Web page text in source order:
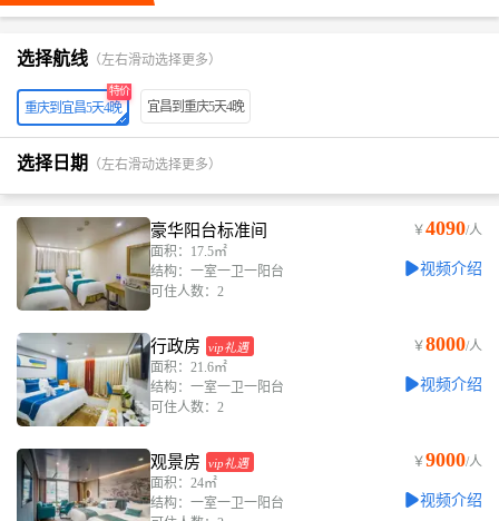
选择航线 （左右滑动选择更多）
重庆到宜昌5天4晚
特价
宜昌到重庆5天4晚
选择日期 （左右滑动选择更多）
豪华阳台标准间
面积：17.5㎡
结构：一室一卫一阳台
可住人数：2
￥4090/人
视频介绍
行政房 vip礼遇
面积：21.6㎡
结构：一室一卫一阳台
可住人数：2
￥8000/人
视频介绍
观景房 vip礼遇
面积：24㎡
结构：一室一卫一阳台
￥9000/人
视频介绍